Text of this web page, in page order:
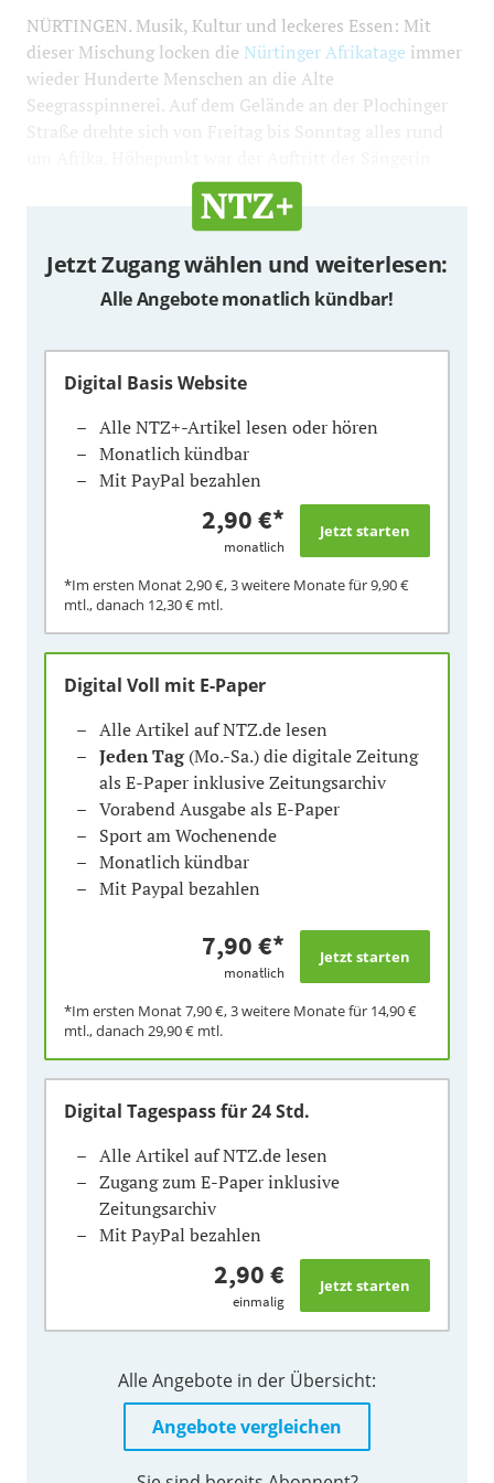
NÜRTINGEN. Musik, Kultur und leckeres Essen: Mit
dieser Mischung locken die Nürtinger Afrikatage immer
wieder Hunderte Menschen an die Alte
Seegrasspinnerei. Auf dem Gelände an der Plochinger
Straße drehte sich von Freitag bis Sonntag alles rund
Jetzt Zugang wählen und weiterlesen:
Alle Angebote monatlich kündbar!
Digital Basis Website
Alle NTZ+-Artikel lesen oder hören
Monatlich kündbar
Mit PayPal bezahlen
2,90 €*
monatlich
*Im ersten Monat2,90 €, 3 weitere Monate für9,90 €
mtl., danach 12,30 € mtl.
Digital Voll mit E-Paper
Alle Artikel auf NTZ.de lesen
Jeden Tag(Mo.-Sa.) die digitale Zeitung
als E-Paper inklusive Zeitungsarchiv
Vorabend Ausgabe als E-Paper
Sport am Wochenende
Monatlich kündbar
Mit Paypal bezahlen
7,90 €*
monatlich
*Im ersten Monat7,90 €, 3 weitere Monate für 14,90 €
mtl., danach 29,90 € mtl.
Digital Tagespassfür 24 Std.
Alle Artikel auf NTZ.de lesen
Zugang zum E-Paper inklusive
Zeitungsarchiv
Mit PayPal bezahlen
2,90 €
einmalig
Alle Angebote in der Übersicht:
Angebote vergleichen